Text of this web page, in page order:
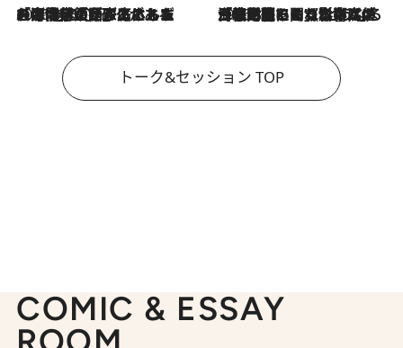
2026.8.3
「今後値上げがあるとすれば…」「リスクがあるのは今年の冬」エネルギー専門家が語る、ホルムズ海峡封鎖が家庭にもたらす“ある心配” 2026.8.3
「住宅建てられない…」「サーチャージ料の高値が続いている」ホルムズ海峡封鎖による影響はいつまで続く？《エネルギー専門家に聞く“どうなる日本の暮らし”》
トーク&セッション TOP
COMIC & ESSAY